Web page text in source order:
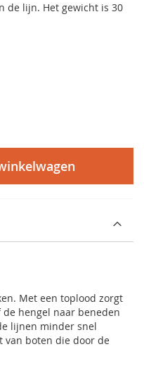
de lijn. Het gewicht is 30
Met een toplood zorgt
hengel naar beneden
lijnen minder snel
van boten die door de